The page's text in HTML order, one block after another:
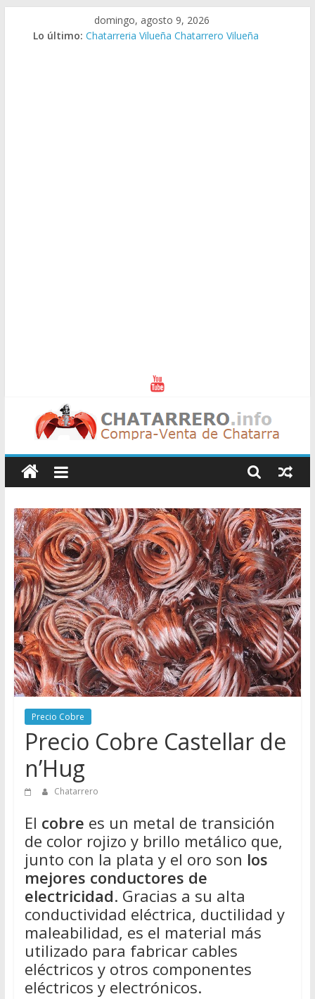
domingo, agosto 9, 2026
Lo último: Chatarreria Vilueña Chatarrero Vilueña
Chatarreros
–
Precio
de
Chatarra
Directorio
de
Chatarreros
para
vender
Chatarra
Precio Cobre
Precio Cobre Castellar de
n’Hug
Chatarrero
El cobre es un metal de transición
de color rojizo y brillo metálico que,
junto con la plata y el oro son los
mejores conductores de
electricidad. Gracias a su alta
conductividad eléctrica, ductilidad y
maleabilidad, es el material más
utilizado para fabricar cables
eléctricos y otros componentes
eléctricos y electrónicos.